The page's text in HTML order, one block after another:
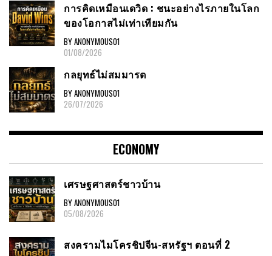
การคิดเหมือนเดวิด : ชนะอย่างไรภายในโลก
ของโอกาสไม่เท่าเทียมกัน
BY ANONYMOUS01
01/08/2026
กลยุทธ์ไม่สมมารต
BY ANONYMOUS01
26/07/2026
ECONOMY
เศรษฐศาสตร์ชาวบ้าน
BY ANONYMOUS01
05/08/2026
สงครามไมโครชิปจีน-สหรัฐฯ ตอนที่ 2